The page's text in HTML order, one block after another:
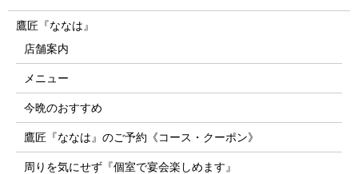
鷹匠『ななは』
店舗案内
メニュー
今晩のおすすめ
鷹匠『ななは』のご予約《コース・クーポン》
周りを気にせず『個室で宴会楽しめます』